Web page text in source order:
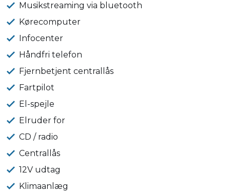
Musikstreaming via bluetooth
Kørecomputer
Infocenter
Håndfri telefon
Fjernbetjent centrallås
Fartpilot
El-spejle
Elruder for
CD / radio
Centrallås
12V udtag
Klimaanlæg